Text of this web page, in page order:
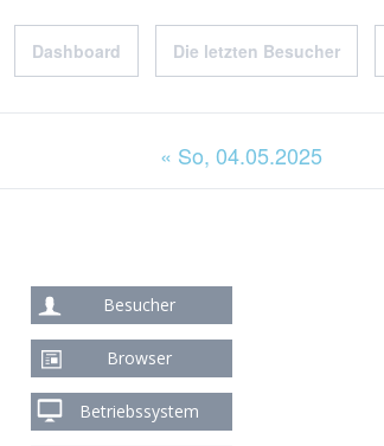
Dashboard Die letzten Besucher
« So, 04.05.2025
Besucher
Browser
Betriebssystem